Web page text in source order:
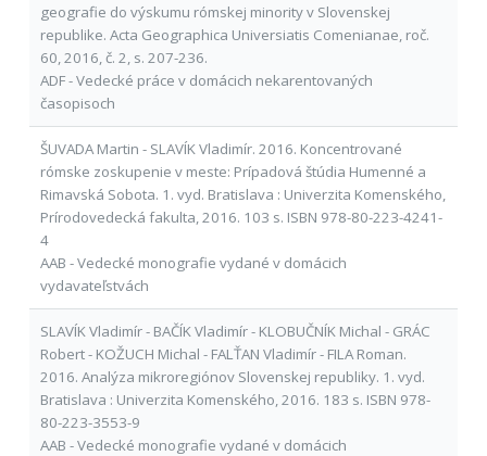
geografie do výskumu rómskej minority v Slovenskej
republike. Acta Geographica Universiatis Comenianae, roč.
60, 2016, č. 2, s. 207-236.
ADF - Vedecké práce v domácich nekarentovaných
časopisoch
ŠUVADA Martin - SLAVÍK Vladimír. 2016. Koncentrované
rómske zoskupenie v meste: Prípadová štúdia Humenné a
Rimavská Sobota. 1. vyd. Bratislava : Univerzita Komenského,
Prírodovedecká fakulta, 2016. 103 s. ISBN 978-80-223-4241-
4
AAB - Vedecké monografie vydané v domácich
vydavateľstvách
SLAVÍK Vladimír - BAČÍK Vladimír - KLOBUČNÍK Michal - GRÁC
Robert - KOŽUCH Michal - FALŤAN Vladimír - FILA Roman.
2016. Analýza mikroregiónov Slovenskej republiky. 1. vyd.
Bratislava : Univerzita Komenského, 2016. 183 s. ISBN 978-
80-223-3553-9
AAB - Vedecké monografie vydané v domácich